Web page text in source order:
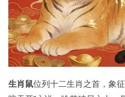
生肖鼠位列十二生肖之首，象